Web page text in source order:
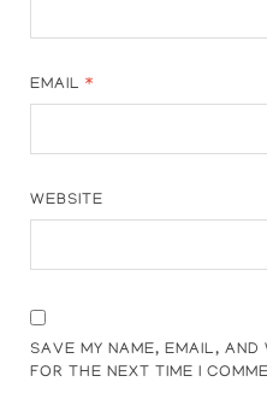
EMAIL*
WEBSITE
SAVE MY NAME, EMAIL, AND
FOR THE NEXT TIME I